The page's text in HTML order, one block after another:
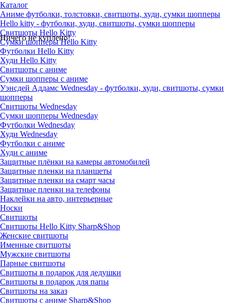
Ничего не куплено!
Каталог
Аниме футболки, толстовки, свитшоты, худи, сумки шопперы
Hello kitty - футболки, худи, свитшоты, сумки шопперы
Свитшоты Hello Kitty
Сумки шопперы Hello Kitty
Футболки Hello Kitty
Худи Hello Kitty
Свитшоты с аниме
Сумки шопперы с аниме
Уэнсдей Аддамс Wednesday - футболки, худи, свитшоты, сумки
шопперы
Свитшоты Wednesday
Сумки шопперы Wednesday
Футболки Wednesday
Худи Wednesday
Футболки с аниме
Худи с аниме
Защитные плёнки на камеры автомобилей
Защитные пленки на планшеты
Защитные пленки на смарт часы
Защитные пленки на телефоны
Наклейки на авто, интерьерные
Носки
Свитшоты
Cвитшоты Hello Kitty Sharp&Shop
Женские свитшоты
Именные свитшоты
Мужские свитшоты
Парные свитшоты
Свитшоты в подарок для дедушки
Свитшоты в подарок для папы
Свитшоты на заказ
Свитшоты с аниме Sharp&Shop